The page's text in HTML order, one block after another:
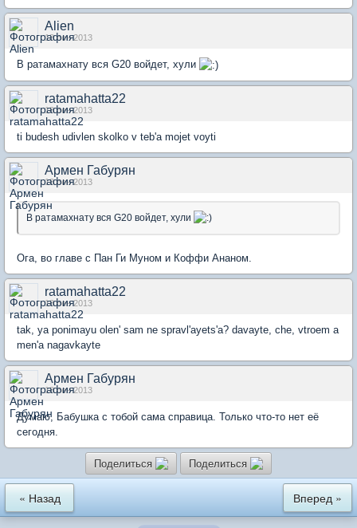
Alien
18 сен 2013
В ратамахнату вся G20 войдет, хули
ratamahatta22
18 сен 2013
ti budesh udivlen skolko v teb'a mojet voyti
Армен Габурян
18 сен 2013
В ратамахнату вся G20 войдет, хули
Ога, во главе с Пан Ги Муном и Коффи Ананом.
ratamahatta22
18 сен 2013
tak, ya ponimayu olen' sam ne spravl'ayets'a? davayte, che, vtroem a
men'a nagavkayte
Армен Габурян
18 сен 2013
Думаю, Бабушка с тобой сама справица. Только что-то нет её
сегодня.
Поделиться Поделиться
« Назад Вперед »